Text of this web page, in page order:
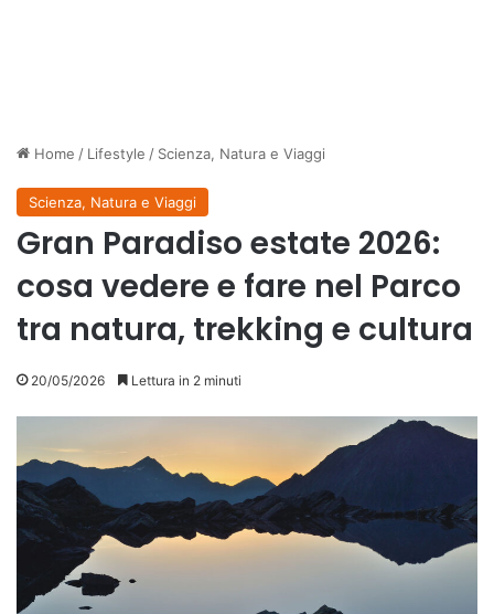
Home / Lifestyle / Scienza, Natura e Viaggi
Scienza, Natura e Viaggi
Gran Paradiso estate 2026:
cosa vedere e fare nel Parco
tra natura, trekking e cultura
20/05/2026 Lettura in 2 minuti